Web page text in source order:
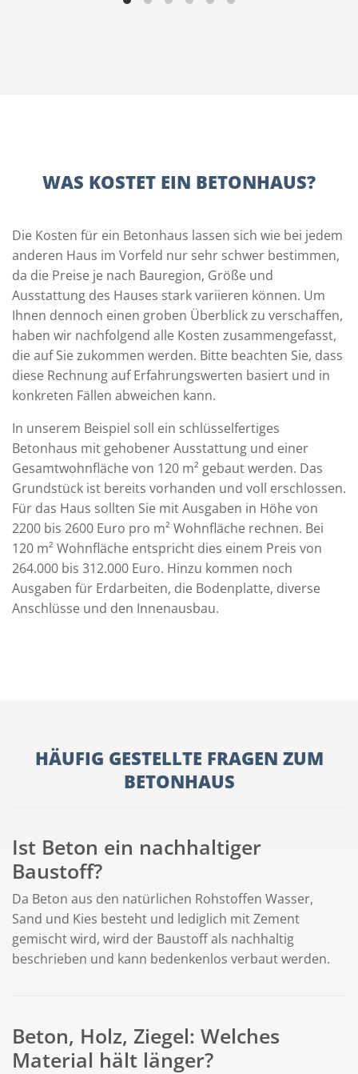
WAS KOSTET EIN BETONHAUS?
Die Kosten für ein Betonhaus lassen sich wie bei jedem
anderen Haus im Vorfeld nur sehr schwer bestimmen,
da die Preise je nach Bauregion, Größe und
Ausstattung des Hauses stark variieren können. Um
Ihnen dennoch einen groben Überblick zu verschaffen,
haben wir nachfolgend alle Kosten zusammengefasst,
die auf Sie zukommen werden. Bitte beachten Sie, dass
diese Rechnung auf Erfahrungswerten basiert und in
konkreten Fällen abweichen kann.
In unserem Beispiel soll ein schlüsselfertiges
Betonhaus mit gehobener Ausstattung und einer
Gesamtwohnfläche von 120 m² gebaut werden. Das
Grundstück ist bereits vorhanden und voll erschlossen.
Für das Haus sollten Sie mit Ausgaben in Höhe von
2200 bis 2600 Euro pro m² Wohnfläche rechnen. Bei
120 m² Wohnfläche entspricht dies einem Preis von
264.000 bis 312.000 Euro. Hinzu kommen noch
Ausgaben für Erdarbeiten, die Bodenplatte, diverse
Anschlüsse und den Innenausbau.
HÄUFIG GESTELLTE FRAGEN ZUM
BETONHAUS
Ist Beton ein nachhaltiger
Baustoff?
Da Beton aus den natürlichen Rohstoffen Wasser,
Sand und Kies besteht und lediglich mit Zement
gemischt wird, wird der Baustoff als nachhaltig
beschrieben und kann bedenkenlos verbaut werden.
Beton, Holz, Ziegel: Welches
Material hält länger?